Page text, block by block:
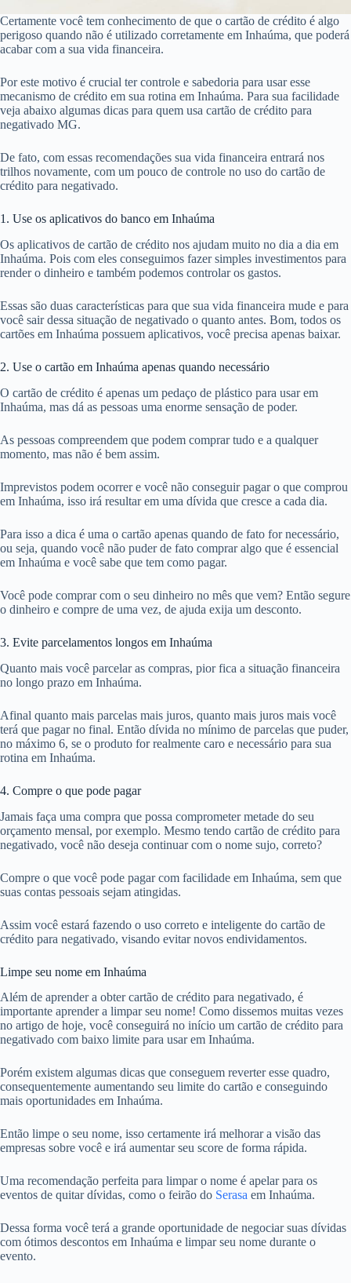
Certamente você tem conhecimento de que o cartão de crédito é algo
perigoso quando não é utilizado corretamente em Inhaúma, que poderá
acabar com a sua vida financeira.
Por este motivo é crucial ter controle e sabedoria para usar esse
mecanismo de crédito em sua rotina em Inhaúma. Para sua facilidade
veja abaixo algumas dicas para quem usa cartão de crédito para
negativado MG.
De fato, com essas recomendações sua vida financeira entrará nos
trilhos novamente, com um pouco de controle no uso do cartão de
crédito para negativado.
1. Use os aplicativos do banco em Inhaúma
Os aplicativos de cartão de crédito nos ajudam muito no dia a dia em
Inhaúma. Pois com eles conseguimos fazer simples investimentos para
render o dinheiro e também podemos controlar os gastos.
Essas são duas características para que sua vida financeira mude e para
você sair dessa situação de negativado o quanto antes. Bom, todos os
cartões em Inhaúma possuem aplicativos, você precisa apenas baixar.
2. Use o cartão em Inhaúma apenas quando necessário
O cartão de crédito é apenas um pedaço de plástico para usar em
Inhaúma, mas dá as pessoas uma enorme sensação de poder.
As pessoas compreendem que podem comprar tudo e a qualquer
momento, mas não é bem assim.
Imprevistos podem ocorrer e você não conseguir pagar o que comprou
em Inhaúma, isso irá resultar em uma dívida que cresce a cada dia.
Para isso a dica é uma o cartão apenas quando de fato for necessário,
ou seja, quando você não puder de fato comprar algo que é essencial
em Inhaúma e você sabe que tem como pagar.
Você pode comprar com o seu dinheiro no mês que vem? Então segure
o dinheiro e compre de uma vez, de ajuda exija um desconto.
3. Evite parcelamentos longos em Inhaúma
Quanto mais você parcelar as compras, pior fica a situação financeira
no longo prazo em Inhaúma.
Afinal quanto mais parcelas mais juros, quanto mais juros mais você
terá que pagar no final. Então dívida no mínimo de parcelas que puder,
no máximo 6, se o produto for realmente caro e necessário para sua
rotina em Inhaúma.
4. Compre o que pode pagar
Jamais faça uma compra que possa comprometer metade do seu
orçamento mensal, por exemplo. Mesmo tendo cartão de crédito para
negativado, você não deseja continuar com o nome sujo, correto?
Compre o que você pode pagar com facilidade em Inhaúma, sem que
suas contas pessoais sejam atingidas.
Assim você estará fazendo o uso correto e inteligente do cartão de
crédito para negativado, visando evitar novos endividamentos.
Limpe seu nome em Inhaúma
Além de aprender a obter cartão de crédito para negativado, é
importante aprender a limpar seu nome! Como dissemos muitas vezes
no artigo de hoje, você conseguirá no início um cartão de crédito para
negativado com baixo limite para usar em Inhaúma.
Porém existem algumas dicas que conseguem reverter esse quadro,
consequentemente aumentando seu limite do cartão e conseguindo
mais oportunidades em Inhaúma.
Então limpe o seu nome, isso certamente irá melhorar a visão das
empresas sobre você e irá aumentar seu score de forma rápida.
Uma recomendação perfeita para limpar o nome é apelar para os
eventos de quitar dívidas, como o feirão do Serasa em Inhaúma.
Dessa forma você terá a grande oportunidade de negociar suas dívidas
com ótimos descontos em Inhaúma e limpar seu nome durante o
evento.